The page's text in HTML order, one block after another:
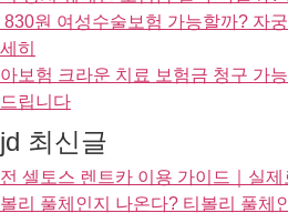
830원 여성수술보험 가능할까? 자
히
보험 크라운 치료 보험금 청구 가
립니다
최신글
셀토스 렌트카 이용 가이드｜실
리 풀체인지 나온다? 티볼리 풀체